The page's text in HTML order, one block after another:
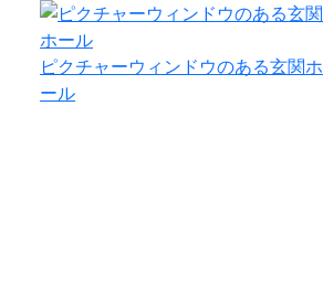
ピクチャーウィンドウのある玄関ホ
ール